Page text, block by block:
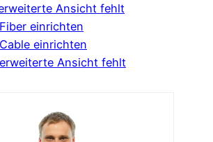
Ansicht fehlt
einrichten
einrichten
Ansicht fehlt